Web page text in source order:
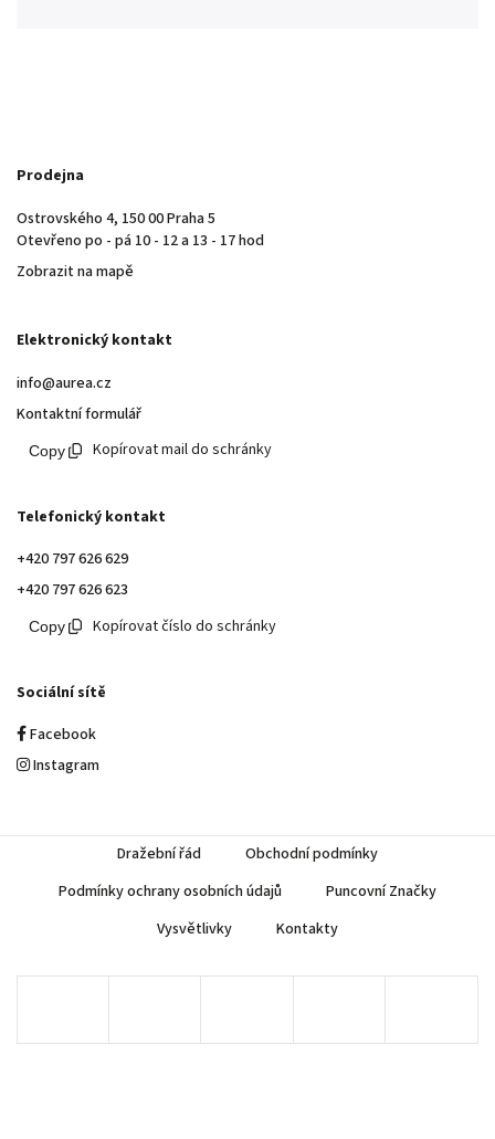
Prodejna
Ostrovského 4, 150 00 Praha 5
Otevřeno po - pá 10 - 12 a 13 - 17 hod
Zobrazit na mapě
Elektronický kontakt
info@aurea.cz
Kontaktní formulář
Kopírovat mail do schránky
Telefonický kontakt
+420 797 626 629
+420 797 626 623
Kopírovat číslo do schránky
Sociální sítě
Facebook
Instagram
Dražební řád
Obchodní podmínky
Podmínky ochrany osobních údajů
Puncovní Značky
Vysvětlivky
Kontakty